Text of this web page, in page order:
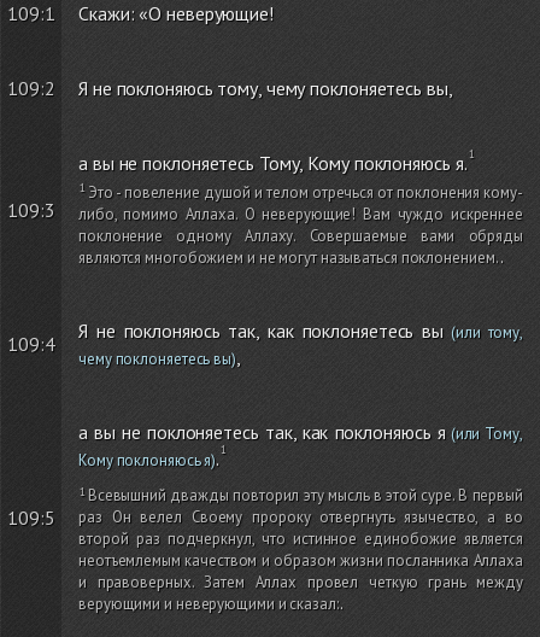
109:1 Скажи: «О неверующие!
109:2 Я не поклоняюсь тому, чему поклоняетесь вы,
109:3
а вы не поклоняетесь Тому, Кому поклоняюсь я.
Это - повеление душой и телом отречься от поклонения кому-
либо, помимо Аллаха. О неверующие! Вам чуждо искреннее
поклонение одному Аллаху. Совершаемые вами обряды
являются многобожием и не могут называться поклонением..
109:4
Я не поклоняюсь так, как поклоняетесь вы (или тому,
чему поклоняетесь вы),
109:5
а вы не поклоняетесь так, как поклоняюсь я(или Тому,
Кому поклоняюсь я).
Всевышний дважды повторил эту мысль в этой суре. В первый
раз Он велел Своему пророку отвергнуть язычество, а во
второй раз подчеркнул, что истинное единобожие является
неотъемлемым качеством и образом жизни посланника Аллаха
и правоверных. Затем Аллах провел четкую грань между
верующими и неверующими и сказал:.